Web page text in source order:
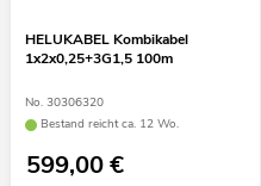
HELUKABEL Kombikabel
1x2x0,25+3G1,5 100m
No. 30306320
Bestand reicht ca. 12 Wo.
599,00€